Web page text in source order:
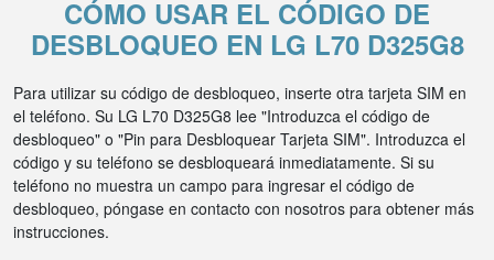
CÓMO USAR EL CÓDIGO DE
DESBLOQUEO EN LG L70 D325G8
Para utilizar su código de desbloqueo, inserte otra tarjeta SIM en
el teléfono. Su LG L70 D325G8 lee "Introduzca el código de
desbloqueo" o "Pin para Desbloquear Tarjeta SIM". Introduzca el
código y su teléfono se desbloqueará inmediatamente. Si su
teléfono no muestra un campo para ingresar el código de
desbloqueo, póngase en contacto con nosotros para obtener más
instrucciones.